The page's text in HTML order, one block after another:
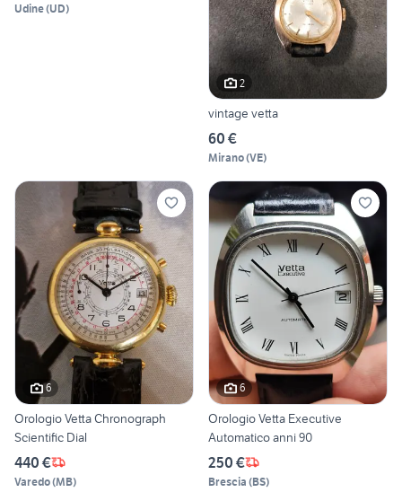
Udine(UD)
2
vintage vetta
60 €
Mirano(VE)
6
Orologio Vetta Chronograph
Scientific Dial
440 €
Varedo(MB)
6
Orologio Vetta Executive
Automatico anni 90
250 €
Brescia (BS)